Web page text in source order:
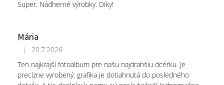
Super. Nádherné výrobky. Díky!
Mária
Hodnocení obchodu je 5 z 5 hvězdiček.
|
20.7.2026
Ten najkrajší fotoalbum pre našu najdrahšiu dcérku. Je
precízne vyrobený, grafika je dotiahnutá do posledného